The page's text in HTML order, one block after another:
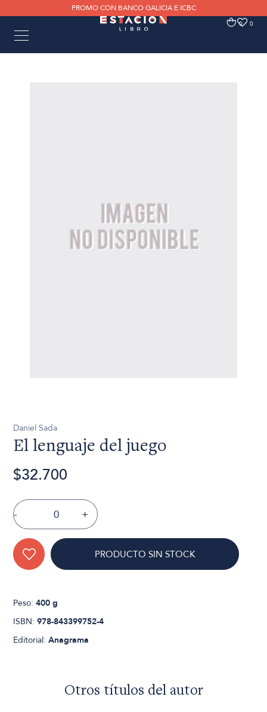
PROMO CON BANCO GALICIA E ICBC
0 0
Daniel Sada
El lenguaje del juego
$32.700
- +
PRODUCTO SIN STOCK
Peso:400 g
ISBN:978-843399752-4
Editorial:Anagrama
Otros títulos del autor